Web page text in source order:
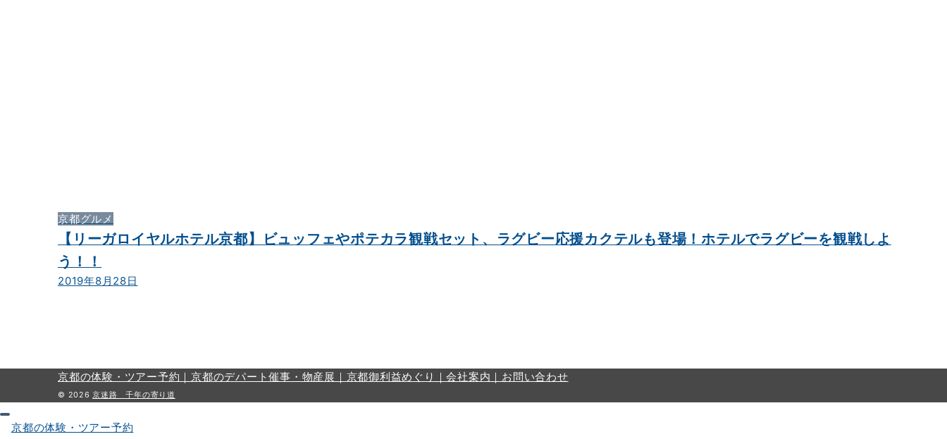
京都グルメ
【リーガロイヤルホテル京都】ビュッフェやポテカラ観戦セット、ラグビー応援カクテルも登場！ホテルでラグビーを観戦しよ
う！！
2019年8月28日
京都の体験・ツアー予約｜ 京都のデパート催事・物産展｜ 京都御利益めぐり｜会社案内｜ お問い合わせ
© 2026京迷路 千年の寄り道
京都の体験・ツアー予約